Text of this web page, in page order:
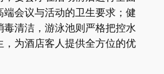
端会议与活动的卫生要求；健
毒清洁，游泳池则严格把控水
，为酒店客人提供全方位的优